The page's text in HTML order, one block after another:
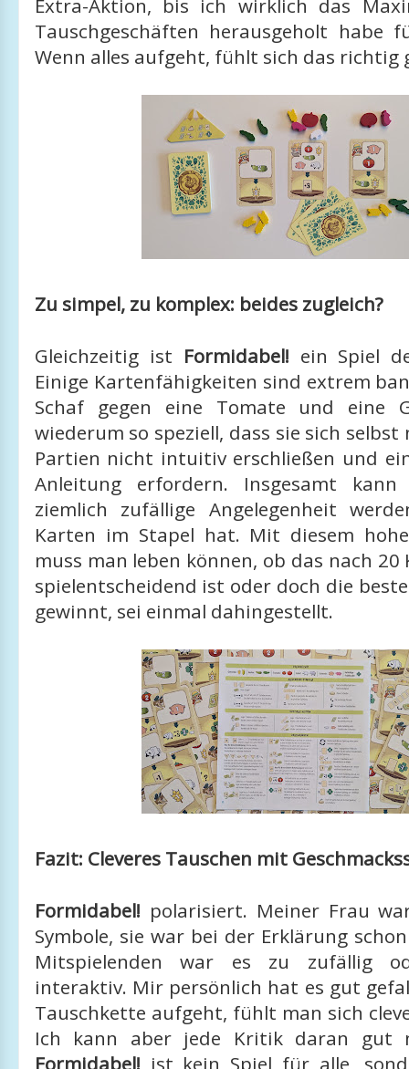
Extra-Aktion, bis ich wirklich das
Tauschgeschäften herausgeholt habe
Wenn alles aufgeht, fühlt sich das richtig
Zu simpel, zu komplex: beides zugleich?
Gleichzeitig ist Formidabel! ein Spiel
Einige Kartenfähigkeiten sind extrem
Schaf gegen eine Tomate und eine
wiederum so speziell, dass sie sich
Partien nicht intuitiv erschließen und
Anleitung erfordern. Insgesamt
ziemlich zufällige Angelegenheit
Karten im Stapel hat. Mit diesem
muss man leben können, ob das nach
spielentscheidend ist oder doch die
gewinnt, sei einmal dahingestellt.
Fazit: Cleveres Tauschen mit
Formidabel! polarisiert. Meiner Frau
Symbole, sie war bei der Erklärung
Mitspielenden war es zu zufällig
interaktiv. Mir persönlich hat es gut
Tauschkette aufgeht, fühlt man sich
Ich kann aber jede Kritik daran gut
Formidabel! ist kein Spiel für alle,